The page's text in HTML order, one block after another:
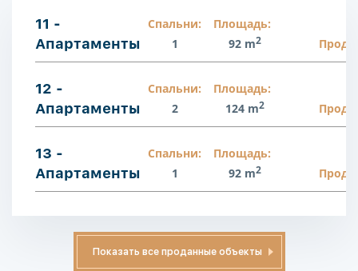
11 -
Апартаменты
Спальни:
1
Площадь:
92 m2
12 -
Апартаменты
Спальни:
2
Площадь:
124 m2
13 -
Апартаменты
Спальни:
1
Площадь:
92 m2
Показать все проданные объекты